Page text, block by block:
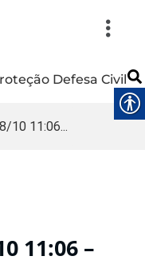
Defesa Civil
10 11:06...
11:06 –